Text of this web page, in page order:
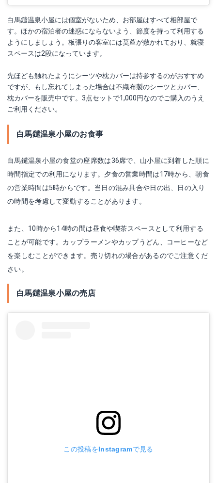
白馬鑓温泉小屋には個室がないため、お部屋はすべて相部屋で
す。ほかの宿泊者の迷惑にならないよう、節度を持って利用する
ようにしましょう。板張りの客室には茣蓙が敷かれており、就寝
スペースは2段になっています。
先ほども触れたようにシーツや枕カバーは持参するのがおすすめ
ですが、もし忘れてしまった場合は不織布製のシーツとカバー、
枕カバーを販売中です。3点セットで1,000円なのでご購入のうえ
ご利用ください。
白馬鑓温泉小屋のお食事
白馬鑓温泉小屋の食堂の座席数は36席で、山小屋に到着した順に
時間指定での利用になります。夕食の営業時間は17時から、朝食
の営業時間は5時からです。当日の混み具合や日の出、日の入り
の時間を考慮して変動することがあります。
また、10時から14時の間は昼食や喫茶スペースとして利用する
ことが可能です。カップラーメンやカップうどん、コーヒーなど
を楽しむことができます。売り切れの場合があるのでご注意くだ
さい。
白馬鑓温泉小屋の売店
この投稿をInstagramで見る